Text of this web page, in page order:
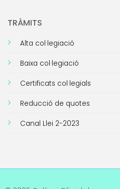
TRÀMITS
Alta col·legiació
Baixa col·legiació
Certificats col·legials
Reducció de quotes
Canal Llei 2-2023